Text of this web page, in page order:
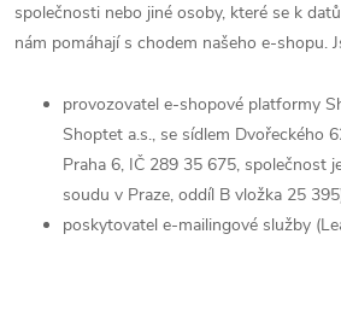
společnosti nebo jiné osoby, které se k
nám pomáhají s chodem našeho e-shopu.
provozovatel e-shopové platformy
Shoptet a.s., se sídlem Dvořeckého
Praha 6, IČ 289 35 675, společnost
soudu v Praze, oddíl B vložka 25
poskytovatel e-mailingové služby